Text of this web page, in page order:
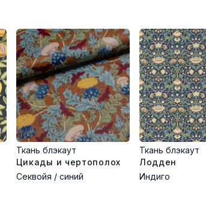
днем.
света.
Ткань блэкаут
Цикады и чертополох
Секвойя / синий
Ткань блэкаут
Лодден
Индиго